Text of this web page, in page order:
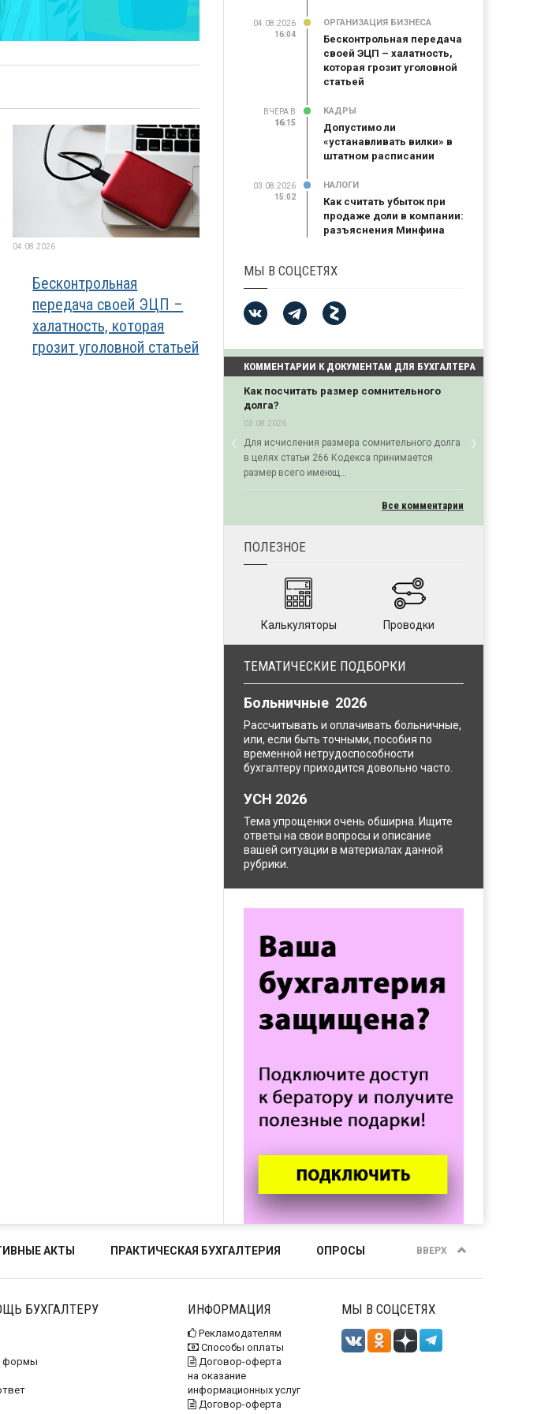
04.08.2026
Бесконтрольная
передача своей ЭЦП –
халатность, которая
грозит уголовной статьей
04.08.2026
16:04
ОРГАНИЗАЦИЯ БИЗНЕСА
Бесконтрольная передача
своей ЭЦП – халатность,
которая грозит уголовной
статьей
ВЧЕРА В
16:15
16:15
КАДРЫ
Допустимо ли
«устанавливать вилки» в
штатном расписании
03.08.2026
15:02
НАЛОГИ
Как считать убыток при
продаже доли в компании:
разъяснения Минфина
МЫ В СОЦСЕТЯХ
КОММЕНТАРИИ К ДОКУМЕНТАМ ДЛЯ БУХГАЛТЕРА
Как посчитать размер сомнительного
долга?
03.08.2026
Для исчисления размера сомнительного долга
в целях статьи 266 Кодекса принимается
размер всего имеющ...
‹Previous ›Next
Все комментарии
ПОЛЕЗНОЕ
Калькуляторы Проводки
ТЕМАТИЧЕСКИЕ ПОДБОРКИ
Больничные 2026
Рассчитывать и оплачивать больничные,
или, если быть точными, пособия по
временной нетрудоспособности
бухгалтеру приходится довольно часто.
УСН 2026
Тема упрощенки очень обширна. Ищите
ответы на свои вопросы и описание
вашей ситуации в материалах данной
рубрики.
АКТЫ ПРАКТИЧЕСКАЯ БУХГАЛТЕРИЯ ОПРОСЫ ВВЕРХ
БУХГАЛТЕРУ
формы
ИНФОРМАЦИЯ
Рекламодателям
Способы оплаты
Договор-оферта
на оказание
информационных услуг
Договор-оферта
МЫ В СОЦСЕТЯХ